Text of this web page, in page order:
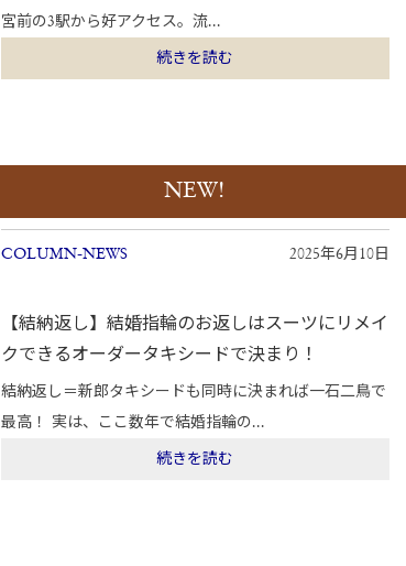
宮前の3駅から好アクセス。流...
続きを読む
NEW!
COLUMN-NEWS 2025年6月10日
【結納返し】結婚指輪のお返しはスーツにリメイ
クできるオーダータキシードで決まり！
結納返し＝新郎タキシードも同時に決まれば一石二鳥で
最高！ 実は、ここ数年で結婚指輪の...
続きを読む